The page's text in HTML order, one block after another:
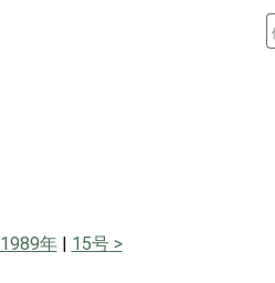
1989年 15号